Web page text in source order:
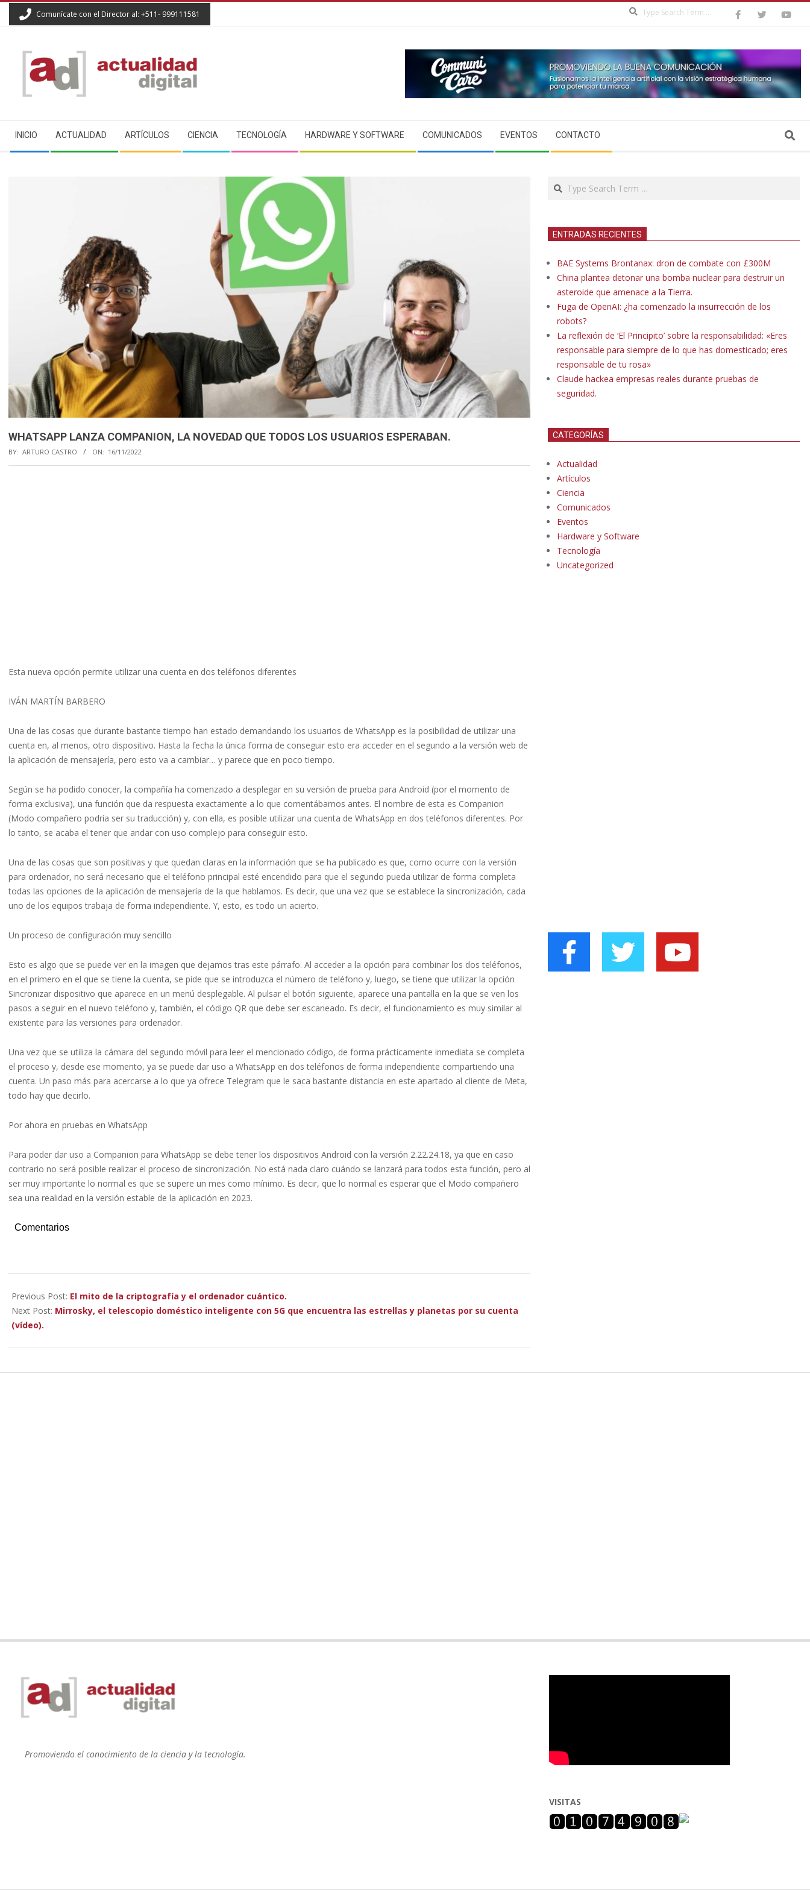
Comunícate con el Director al: +511- 999111581
ACTUALIDAD
DIGITAL
Navigation
Menu
INICIO ACTUALIDAD ARTÍCULOS CIENCIA TECNOLOGÍA HARDWARE Y SOFTWARE COMUNICADOS EVENTOS CONTACTO Search
WHATSAPP LANZA COMPANION, LA NOVEDAD QUE TODOS LOS USUARIOS ESPERABAN.
BY: ARTURO CASTRO ON: 16/11/2022
Esta nueva opción permite utilizar una cuenta en dos teléfonos diferentes
IVÁN MARTÍN BARBERO
Una de las cosas que durante bastante tiempo han estado demandando los usuarios de WhatsApp es la posibilidad de utilizar una
cuenta en, al menos, otro dispositivo. Hasta la fecha la única forma de conseguir esto era acceder en el segundo a la versión web de
la aplicación de mensajería, pero esto va a cambiar… y parece que en poco tiempo.
Según se ha podido conocer, la compañía ha comenzado a desplegar en su versión de prueba para Android (por el momento de
forma exclusiva), una función que da respuesta exactamente a lo que comentábamos antes. El nombre de esta es Companion
(Modo compañero podría ser su traducción) y, con ella, es posible utilizar una cuenta de WhatsApp en dos teléfonos diferentes. Por
lo tanto, se acaba el tener que andar con uso complejo para conseguir esto.
Una de las cosas que son positivas y que quedan claras en la información que se ha publicado es que, como ocurre con la versión
para ordenador, no será necesario que el teléfono principal esté encendido para que el segundo pueda utilizar de forma completa
todas las opciones de la aplicación de mensajería de la que hablamos. Es decir, que una vez que se establece la sincronización, cada
uno de los equipos trabaja de forma independiente. Y, esto, es todo un acierto.
Un proceso de configuración muy sencillo
Esto es algo que se puede ver en la imagen que dejamos tras este párrafo. Al acceder a la opción para combinar los dos teléfonos,
en el primero en el que se tiene la cuenta, se pide que se introduzca el número de teléfono y, luego, se tiene que utilizar la opción
Sincronizar dispositivo que aparece en un menú desplegable. Al pulsar el botón siguiente, aparece una pantalla en la que se ven los
pasos a seguir en el nuevo teléfono y, también, el código QR que debe ser escaneado. Es decir, el funcionamiento es muy similar al
existente para las versiones para ordenador.
Una vez que se utiliza la cámara del segundo móvil para leer el mencionado código, de forma prácticamente inmediata se completa
el proceso y, desde ese momento, ya se puede dar uso a WhatsApp en dos teléfonos de forma independiente compartiendo una
cuenta. Un paso más para acercarse a lo que ya ofrece Telegram que le saca bastante distancia en este apartado al cliente de Meta,
todo hay que decirlo.
Por ahora en pruebas en WhatsApp
Para poder dar uso a Companion para WhatsApp se debe tener los dispositivos Android con la versión 2.22.24.18, ya que en caso
contrario no será posible realizar el proceso de sincronización. No está nada claro cuándo se lanzará para todos esta función, pero al
ser muy importante lo normal es que se supere un mes como mínimo. Es decir, que lo normal es esperar que el Modo compañero
sea una realidad en la versión estable de la aplicación en 2023.
Comentarios
11-
16
Previous Post: El mito de la criptografía y el ordenador cuántico.
Next Post: Mirrosky, el telescopio doméstico inteligente con 5G que encuentra las estrellas y planetas por su cuenta
(vídeo).
Search
ENTRADAS RECIENTES
BAE Systems Brontanax: dron de combate con £300M
China plantea detonar una bomba nuclear para destruir un
asteroide que amenace a la Tierra.
Fuga de OpenAI: ¿ha comenzado la insurrección de los
robots?
La reflexión de ‘El Principito’ sobre la responsabilidad: «Eres
responsable para siempre de lo que has domesticado; eres
responsable de tu rosa»
Claude hackea empresas reales durante pruebas de
seguridad.
CATEGORÍAS
Actualidad
Artículos
Ciencia
Comunicados
Eventos
Hardware y Software
Tecnología
Uncategorized
Promoviendo el conocimiento de la ciencia y la tecnología.
VISITAS